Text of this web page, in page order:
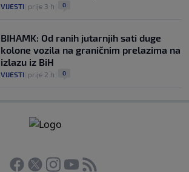
VIJESTI prije 3 h 0
BIHAMK: Od ranih jutarnjih sati duge
kolone vozila na graničnim prelazima na
izlazu iz BiH
VIJESTI prije 2 h 0